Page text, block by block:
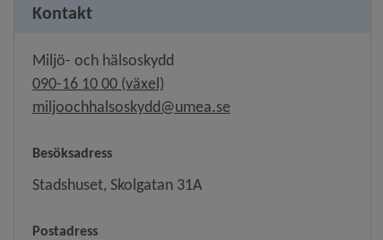
Kontakt
Miljö- och hälsoskydd
090-16 10 00 (växel)
miljoochhalsoskydd@umea.se
Besöksadress
Stadshuset, Skolgatan 31A
Postadress